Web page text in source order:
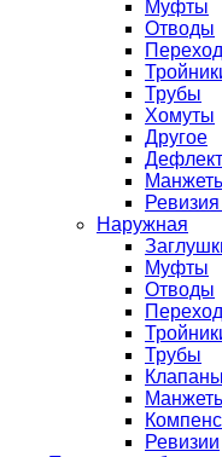
Муфты
Отводы
Трубы
Хомуты
Другое
Наружная
Муфты
Отводы
Трубы
Ревизии